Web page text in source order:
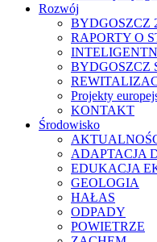
Rozwój
BYDGOSZCZ
RAPORTY O
BYDGOSZCZ
Projekty
KONTAKT
Środowisko
ADAPTACJA
EDUKACJA
GEOLOGIA
HAŁAS
ODPADY
POWIETRZE